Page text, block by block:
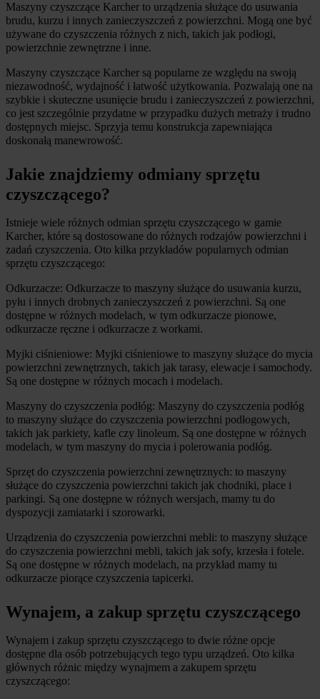
Maszyny czyszczące Karcher to urządzenia służące do usuwania
brudu, kurzu i innych zanieczyszczeń z powierzchni. Mogą one być
używane do czyszczenia różnych z nich, takich jak podłogi,
powierzchnie zewnętrzne i inne.
Maszyny czyszczące Karcher są popularne ze względu na swoją
niezawodność, wydajność i łatwość użytkowania. Pozwalają one na
szybkie i skuteczne usunięcie brudu i zanieczyszczeń z powierzchni,
co jest szczególnie przydatne w przypadku dużych metraży i trudno
dostępnych miejsc. Sprzyja temu konstrukcja zapewniająca
doskonałą manewrowość.
Jakie znajdziemy odmiany sprzętu
czyszczącego?
Istnieje wiele różnych odmian sprzętu czyszczącego w gamie
Karcher, które są dostosowane do różnych rodzajów powierzchni i
zadań czyszczenia. Oto kilka przykładów popularnych odmian
sprzętu czyszczącego:
Odkurzacze: Odkurzacze to maszyny służące do usuwania kurzu,
pyłu i innych drobnych zanieczyszczeń z powierzchni. Są one
dostępne w różnych modelach, w tym odkurzacze pionowe,
odkurzacze ręczne i odkurzacze z workami.
Myjki ciśnieniowe: Myjki ciśnieniowe to maszyny służące do mycia
powierzchni zewnętrznych, takich jak tarasy, elewacje i samochody.
Są one dostępne w różnych mocach i modelach.
Maszyny do czyszczenia podłóg: Maszyny do czyszczenia podłóg
to maszyny służące do czyszczenia powierzchni podłogowych,
takich jak parkiety, kafle czy linoleum. Są one dostępne w różnych
modelach, w tym maszyny do mycia i polerowania podłóg.
Sprzęt do czyszczenia powierzchni zewnętrznych: to maszyny
służące do czyszczenia powierzchni takich jak chodniki, place i
parkingi. Są one dostępne w różnych wersjach, mamy tu do
dyspozycji zamiatarki i szorowarki.
Urządzenia do czyszczenia powierzchni mebli: to maszyny służące
do czyszczenia powierzchni mebli, takich jak sofy, krzesła i fotele.
Są one dostępne w różnych modelach, na przykład mamy tu
odkurzacze piorące czyszczenia tapicerki.
Wynajem, a zakup sprzętu czyszczącego
Wynajem i zakup sprzętu czyszczącego to dwie różne opcje
dostępne dla osób potrzebujących tego typu urządzeń. Oto kilka
głównych różnic między wynajmem a zakupem sprzętu
czyszczącego: